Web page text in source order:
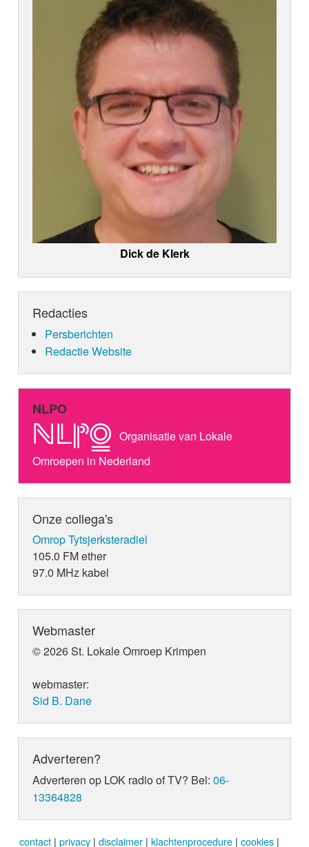
Dick de Klerk
Redacties
Persberichten
Redactie Website
NLPO
Organisatie van Lokale
Omroepen in Nederland
Onze collega's
Omrop Tytsjerksteradiel
105.0 FM ether
97.0 MHz kabel
Webmaster
© 2026 St. Lokale Omroep Krimpen
webmaster:
Sid B. Dane
Adverteren?
Adverteren op LOK radio of TV? Bel:06-
13364828
contact | privacy | disclaimer | klachtenprocedure | cookies |